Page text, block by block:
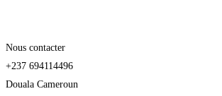
Nous contacter
+237 694114496
Douala Cameroun